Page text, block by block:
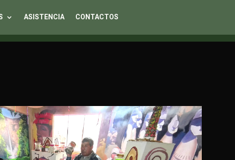
ASISTENCIA CONTACTOS